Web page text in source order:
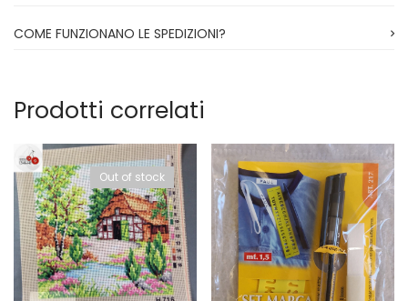
COME FUNZIONANO LE SPEDIZIONI?
Prodotti correlati
Out of stock